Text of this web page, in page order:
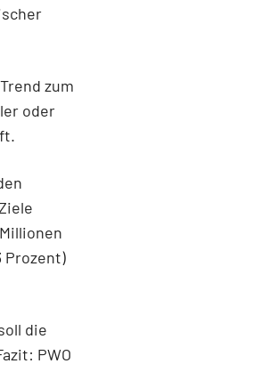
zum
oder
Prozent)
die
PWO